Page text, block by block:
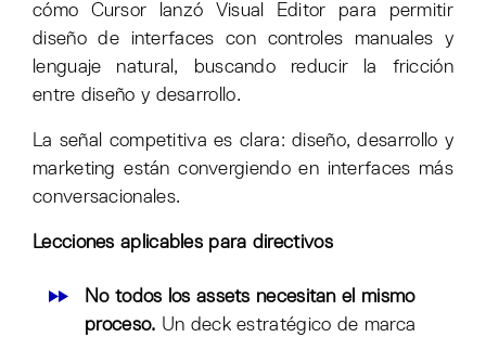
cómo Cursor lanzó Visual Editor para permitir
diseño de interfaces con controles manuales y
lenguaje natural, buscando reducir la fricción
entre diseño y desarrollo.
La señal competitiva es clara: diseño, desarrollo y
marketing están convergiendo en interfaces más
conversacionales.
Lecciones aplicables para directivos
No todos los assets necesitan el mismo
proceso. Un deck estratégico de marca